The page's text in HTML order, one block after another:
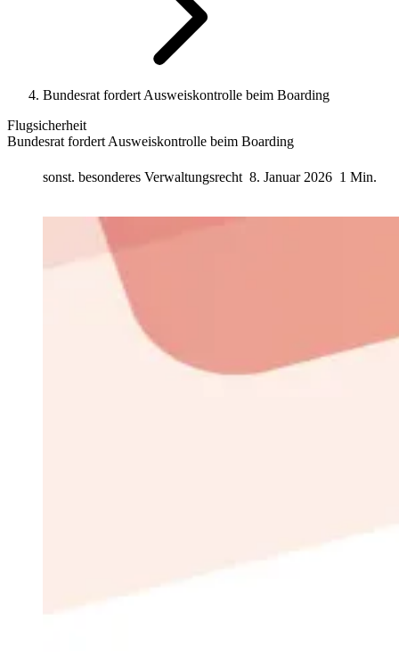
Bundesrat fordert Ausweiskontrolle beim Boarding
Flugsicherheit
Bundesrat fordert Ausweiskontrolle beim Boarding
sonst. besonderes Verwaltungsrecht 8. Januar 2026 1 Min.